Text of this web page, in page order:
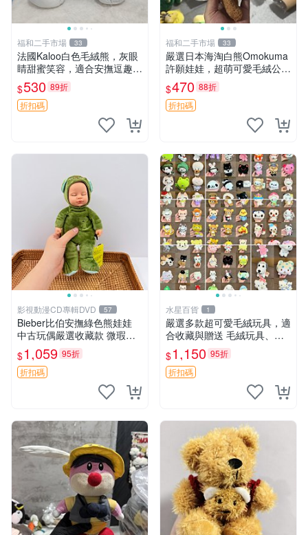
福和二手市場 33
法國Kaloo白色毛絨熊，灰眼
睛甜蜜笑容，適合安撫逗趣可
愛，柔軟面料手感佳。14 白
色安撫熊 毛絨玩具 寶寶逗樂
具
$530 89折
折扣碼
福和二手市場 33
嚴選日本海淘白熊Omokuma
許願娃娃，超萌可愛毛絨公仔
推薦收藏 白熊 Omokuma 毛
絨玩具 偽裝娃娃 玩具擺飾
$470 88折
折扣碼
影視動漫CD專輯DVD 57
Bieber比伯安撫綠色熊娃娃
中古玩偶嚴選收藏款 微瑕輕
度使用 Bieber綠熊娃娃 中古
玩偶 微瑕
$1,059 95折
折扣碼
水星百貨 1
嚴選多款超可愛毛絨玩具，適
合收藏與贈送 毛絨玩具、抱
枕、公仔
$1,150 95折
折扣碼